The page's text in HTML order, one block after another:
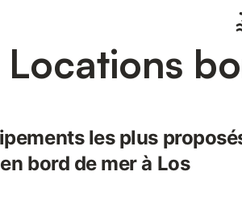
Locations
les plus
bord de mer à Los